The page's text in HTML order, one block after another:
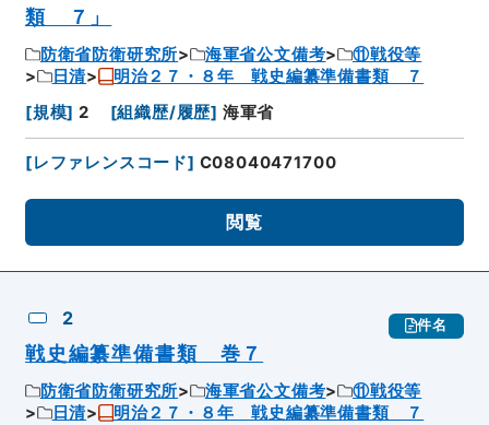
類 ７」
防衛省防衛研究所 海軍省公文備考
⑪戦役等
日清
明治２７・８年 戦史編纂準備書類 ７
[規模] 2 [組織歴/履歴] 海軍省
[レファレンスコード] C08040471700
閲覧
2 件名
戦史編纂準備書類 巻７
防衛省防衛研究所 海軍省公文備考
⑪戦役等
日清
明治２７・８年 戦史編纂準備書類 ７